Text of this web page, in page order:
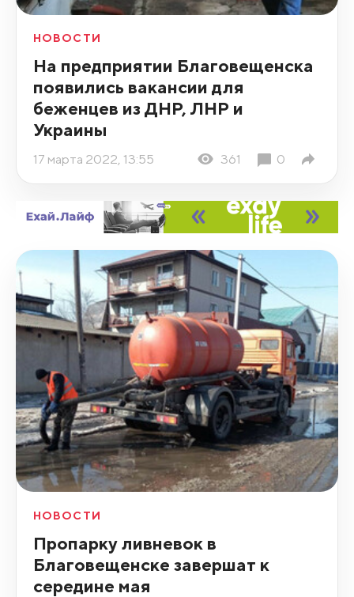
НОВОСТИ
На предприятии Благовещенска
появились вакансии для
беженцев из ДНР, ЛНР и
Украины
17 марта 2022, 13:55 361 0
НОВОСТИ
Пропарку ливневок в
Благовещенске завершат к
середине мая